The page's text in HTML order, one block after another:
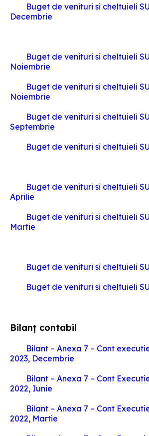
Buget de venituri si cheltuieli
Decembrie
Buget de venituri si cheltuieli
Noiembrie
Buget de venituri si cheltuieli
Noiembrie
Buget de venituri si cheltuieli
Septembrie
Buget de venituri si cheltuieli
Buget de venituri si cheltuieli
Aprilie
Buget de venituri si cheltuieli
Martie
Buget de venituri si cheltuieli
Buget de venituri si cheltuieli
Bilanț contabil
Bilant – Anexa 7 – Cont
2023, Decembrie
Bilant – Anexa 7 – Cont
2022, Iunie
Bilant – Anexa 7 – Cont
2022, Martie